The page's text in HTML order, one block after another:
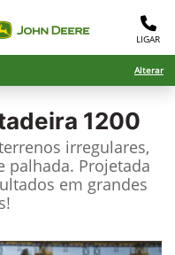
LIGAR
Alterar
1200
irregulares,
palhada. Projetada
em grandes